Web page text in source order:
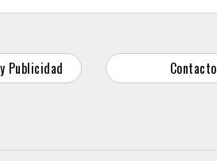
Publicidad Contacto